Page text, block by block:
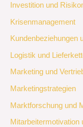
Investition und
Krisenmanagement
Kundenbeziehungen
Logistik und
Marketing und
Marketingstrategien
Marktforschung und
Mitarbeitermotivation